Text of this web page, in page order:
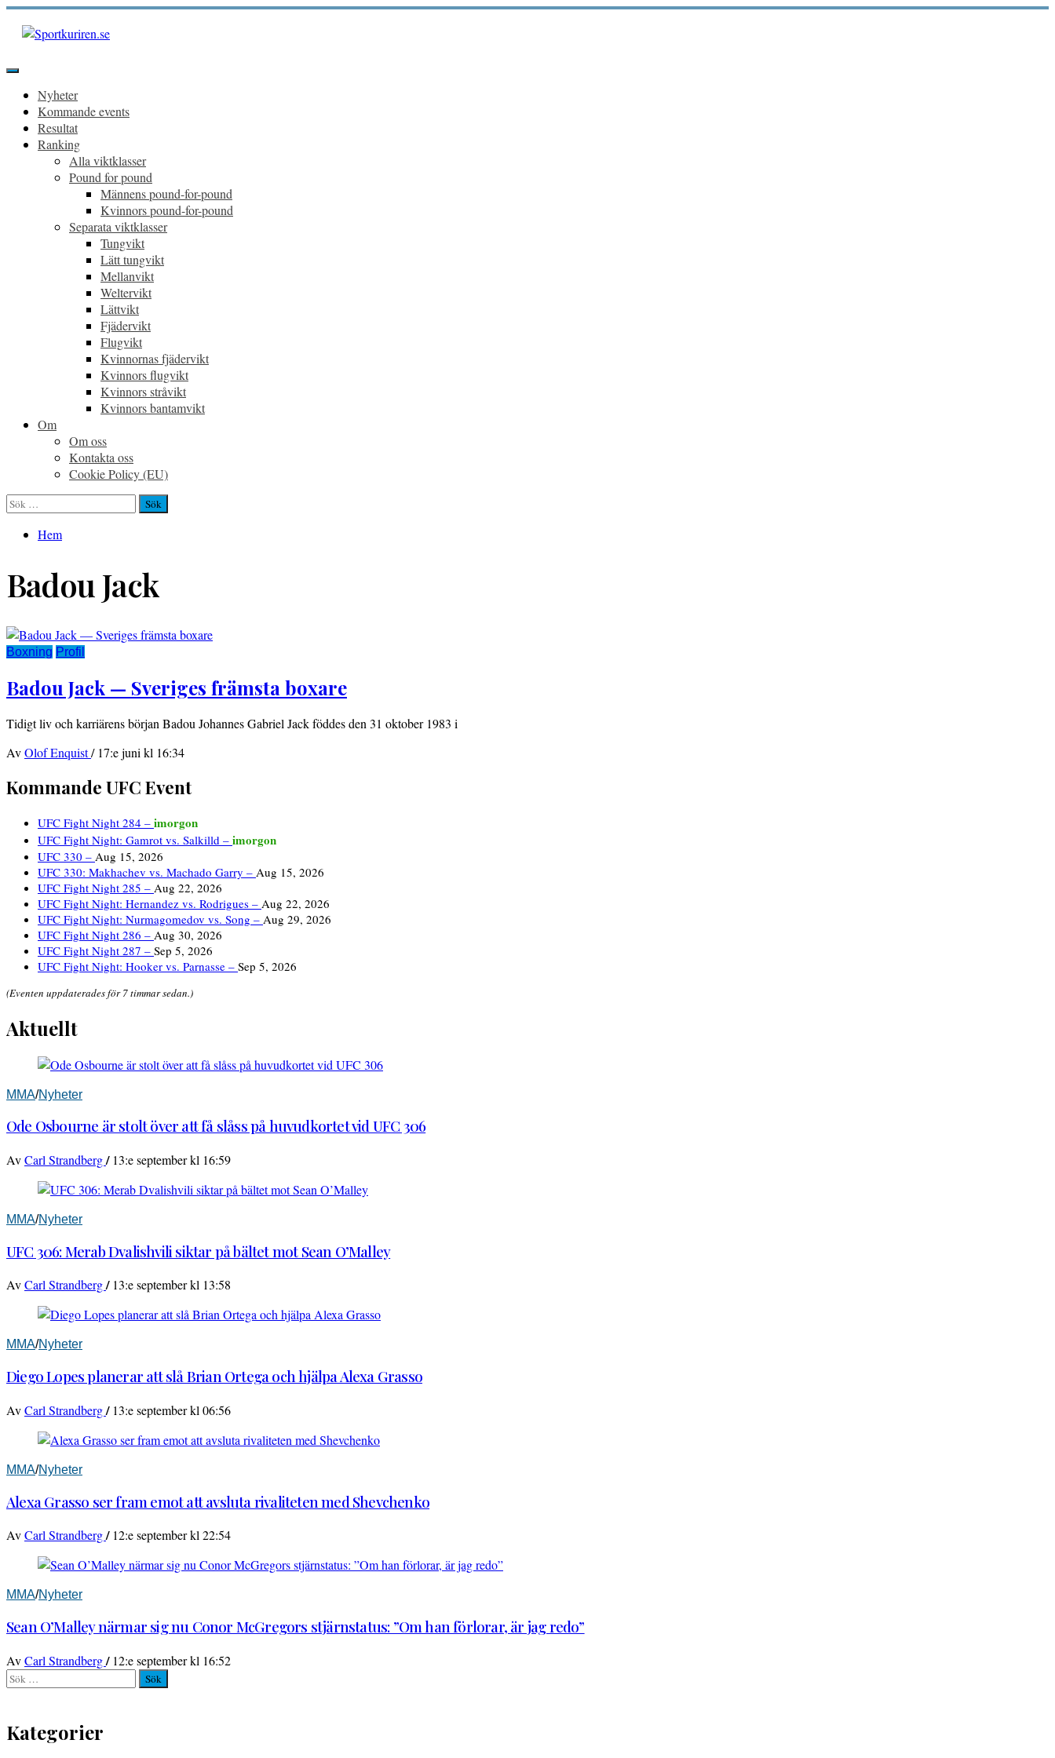
Hoppa
innehåll
Primär
Nyheter
Kommande events
Resultat
Ranking
Alla viktklasser
Pound for pound
Männens pound-for-pound
Kvinnors pound-for-pound
Separata viktklasser
Tungvikt
Lätt tungvikt
Mellanvikt
Weltervikt
Lättvikt
Fjädervikt
Flugvikt
Kvinnornas fjädervikt
Kvinnors flugvikt
Kvinnors stråvikt
Kvinnors bantamvikt
Om
Om oss
Kontakta oss
Cookie Policy (EU)
Sök
efter:
Hem
Badou Jack
Boxning Profil
Badou Jack — Sveriges främsta boxare
Tidigt liv och karriärens början Badou Johannes Gabriel Jack föddes den 31 oktober 1983 i
AvOlof Enquist/ 17:e juni kl 16:34
Kommande UFC Event
UFC Fight Night 284 – imorgon
UFC Fight Night: Gamrot vs. Salkilld – imorgon
UFC 330 – Aug 15, 2026
UFC 330: Makhachev vs. Machado Garry – Aug 15, 2026
UFC Fight Night 285 – Aug 22, 2026
UFC Fight Night: Hernandez vs. Rodrigues – Aug 22, 2026
UFC Fight Night: Nurmagomedov vs. Song – Aug 29, 2026
UFC Fight Night 286 – Aug 30, 2026
UFC Fight Night 287 – Sep 5, 2026
UFC Fight Night: Hooker vs. Parnasse – Sep 5, 2026
(Eventen uppdaterades för 7 timmar sedan.)
Aktuellt
MMA/Nyheter
Ode Osbourne är stolt över att få slåss på huvudkortet vid UFC 306
AvCarl Strandberg/ 13:e september kl 16:59
MMA/Nyheter
UFC 306: Merab Dvalishvili siktar på bältet mot Sean O’Malley
AvCarl Strandberg/ 13:e september kl 13:58
MMA/Nyheter
Diego Lopes planerar att slå Brian Ortega och hjälpa Alexa Grasso
AvCarl Strandberg/ 13:e september kl 06:56
MMA/Nyheter
Alexa Grasso ser fram emot att avsluta rivaliteten med Shevchenko
AvCarl Strandberg/ 12:e september kl 22:54
MMA/Nyheter
Sean O’Malley närmar sig nu Conor McGregors stjärnstatus: ”Om han förlorar, är jag redo”
AvCarl Strandberg/ 12:e september kl 16:52
Sök
efter:
Kategorier